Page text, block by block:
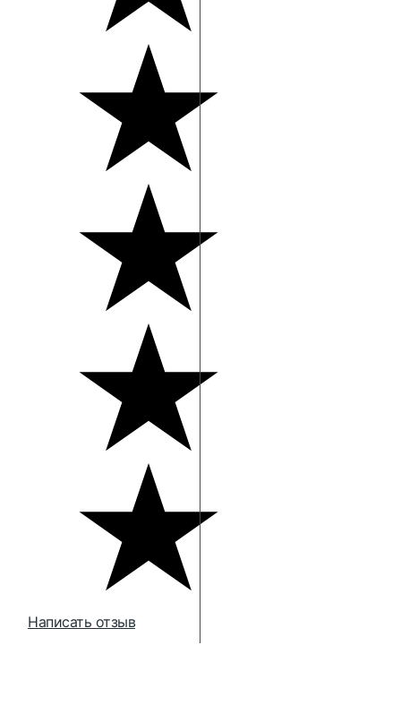
Написать отзыв